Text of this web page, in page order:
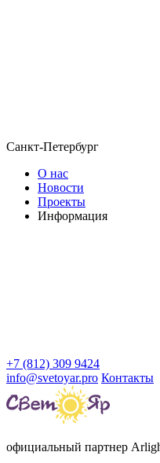
Санкт-Петербург
О нас
Новости
Проекты
Информация
+7 (812) 309 9424
info@svetoyar.pro Контакты
официальный партнер